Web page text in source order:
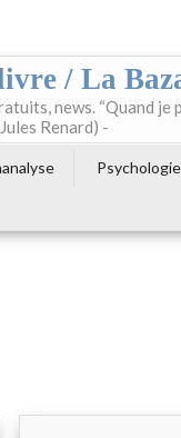
/ La
news. “Quand je
Renard) -
Psychologie